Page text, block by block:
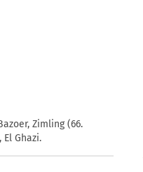
Zimling (66.
Ghazi.